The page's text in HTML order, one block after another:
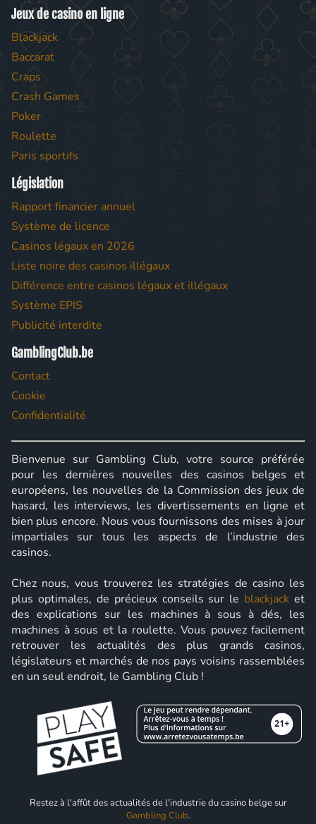
Jeux de casino en ligne
Blackjack
Baccarat
Craps
Crash Games
Poker
Roulette
Paris sportifs
Législation
Rapport financier annuel
Système de licence
Casinos légaux en 2026
Liste noire des casinos illégaux
Différence entre casinos légaux et illégaux
Système EPIS
Publicité interdite
GamblingClub.be
Contact
Cookie
Confidentialité
Bienvenue sur Gambling Club, votre source préférée
pour les dernières nouvelles des casinos belges et
européens, les nouvelles de la Commission des jeux de
hasard, les interviews, les divertissements en ligne et
bien plus encore. Nous vous fournissons des mises à jour
impartiales sur tous les aspects de l’industrie des
casinos.
Chez nous, vous trouverez les stratégies de casino les
plus optimales, de précieux conseils sur le blackjack et
des explications sur les machines à sous à dés, les
machines à sous et la roulette. Vous pouvez facilement
retrouver les actualités des plus grands casinos,
législateurs et marchés de nos pays voisins rassemblées
en un seul endroit, le Gambling Club !
Restez à l'affût des actualités de l'industrie du casino belge sur
Gambling Club.